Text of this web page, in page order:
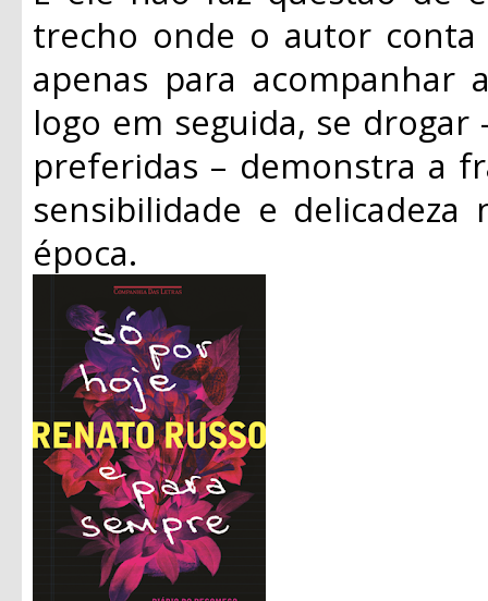
trecho onde o autor
apenas para acompanhar
logo em seguida, se
preferidas – demonstra a
sensibilidade e
época.